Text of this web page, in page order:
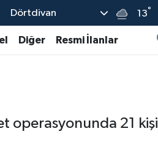
Dörtdivan 13°
Diğer Resmi İlanlar
operasyonunda 21 kişi